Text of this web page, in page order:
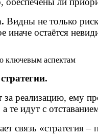
Видны не только
иначе остаётся
ключевым аспектам
за реализацию, ему
те идут с
связь «стратегия